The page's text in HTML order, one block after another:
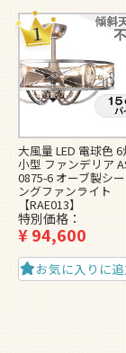
大風量 LED 電球色 6
小型 ファンデリア
0875-6 オーブ製シー
ングファンライト
【RAE013】
特別価格
¥94,600
お気に入りに